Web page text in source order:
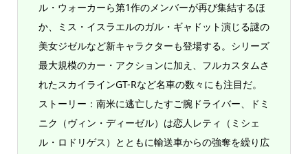
ル・ウォーカーら第1作のメンバーが再び集結するほ
か、ミス・イスラエルのガル・ギャドット演じる謎の
美女ジゼルなど新キャラクターも登場する。シリーズ
最大規模のカー・アクションに加え、フルカスタムさ
れたスカイラインGT-Rなど名車の数々にも注目だ。
ストーリー：南米に逃亡したすご腕ドライバー、ドミ
ニク（ヴィン・ディーゼル）は恋人レティ（ミシェ
ル・ロドリゲス）とともに輸送車からの強奪を繰り広